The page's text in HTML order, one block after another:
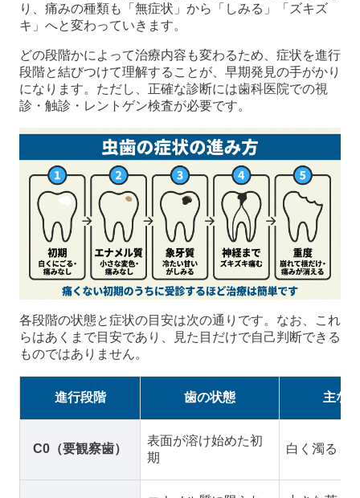
り、痛みの種類も「無症状」から「しみる」「ズキズ
キ」へと変わっていきます。
どの段階かによって治療内容も変わるため、症状を進行
段階と結びつけて理解することが、早期発見の手がかり
になります。ただし、正確な診断には歯科医院での視
診・触診・レントゲン検査が必要です。
各段階の状態と症状の目安は次の通りです。なお、これ
らはあくまで目安であり、見た目だけで自己判断できる
ものではありません。
進行段階 歯の状態 主な
C0（要観察歯）
表面が溶け始めた初
期
白く濁る（